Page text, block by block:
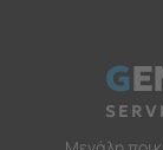
G